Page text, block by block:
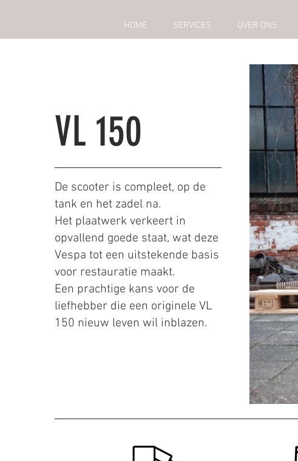
HOME SERVICES OVER ONS
VL 150
De scooter is compleet, op de
tank en het zadel na.
Het plaatwerk verkeert in
opvallend goede staat, wat deze
Vespa tot een uitstekende basis
voor restauratie maakt.
Een prachtige kans voor de
liefhebber die een originele VL
150 nieuw leven wil inblazen.